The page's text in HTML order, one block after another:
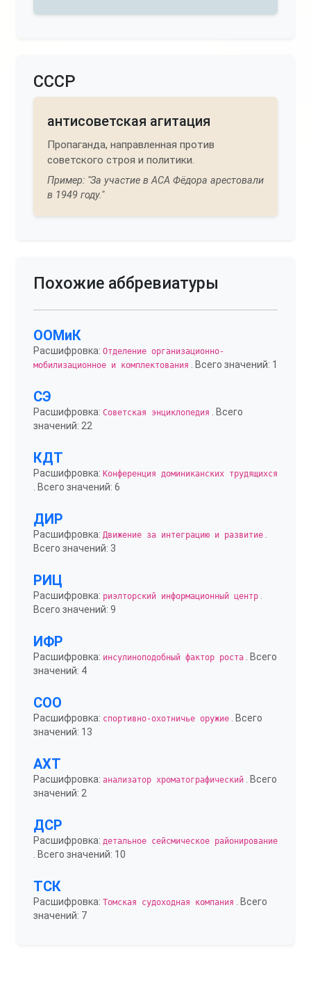
СССР
антисоветская агитация
Пропаганда, направленная против
советского строя и политики.
Пример: "За участие в АСА Фёдора арестовали
в 1949 году."
Похожие аббревиатуры
ООМиК
Расшифровка: Отделение организационно-
мобилизационное и комплектования
. Всего значений: 1
СЭ
Расшифровка: Советская энциклопедия
. Всего
значений: 22
КДТ
Расшифровка: Конференция доминиканских трудящихся
. Всего значений: 6
ДИР
Расшифровка: Движение за интеграцию и развитие
Всего значений: 3
РИЦ
Расшифровка: риэлторский информационный центр
Всего значений: 9
ИФР
Расшифровка: инсулиноподобный фактор роста . Всего
значений: 4
СОО
Расшифровка: спортивно-охотничье оружие . Всего
значений: 13
АХТ
Расшифровка: анализатор хроматографический . Всего
значений: 2
ДСР
Расшифровка: детальное сейсмическое районирование
. Всего значений: 10
ТСК
Расшифровка: Томская судоходная компания
. Всего
значений: 7